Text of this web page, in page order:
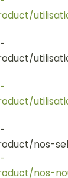
nos-
nos-